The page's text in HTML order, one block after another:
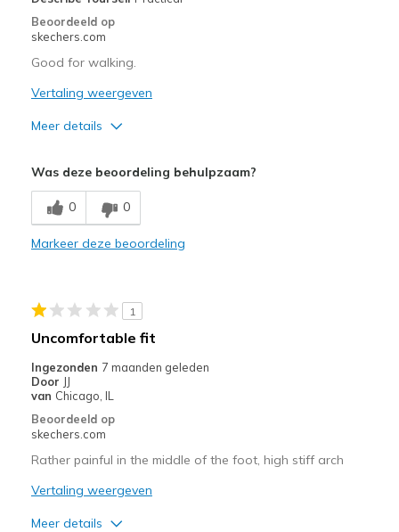
Beoordeeld op
skechers.com
Good for walking.
Vertaling weergeven
Meer details
Beste toepassingen
Walking
Sizing
Was deze beoordeling behulpzaam?
0 0
Markeer deze beoordeling
1
Uncomfortable fit
Ingezonden 7 maanden geleden
Door JJ
van Chicago, IL
Beoordeeld op
skechers.com
Rather painful in the middle of the foot, high stiff arch
Vertaling weergeven
Meer details